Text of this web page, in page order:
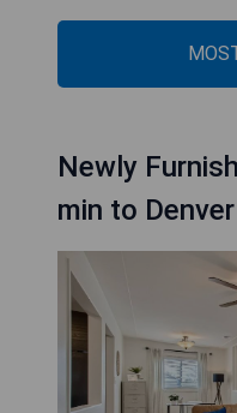
Newly
min to Denver